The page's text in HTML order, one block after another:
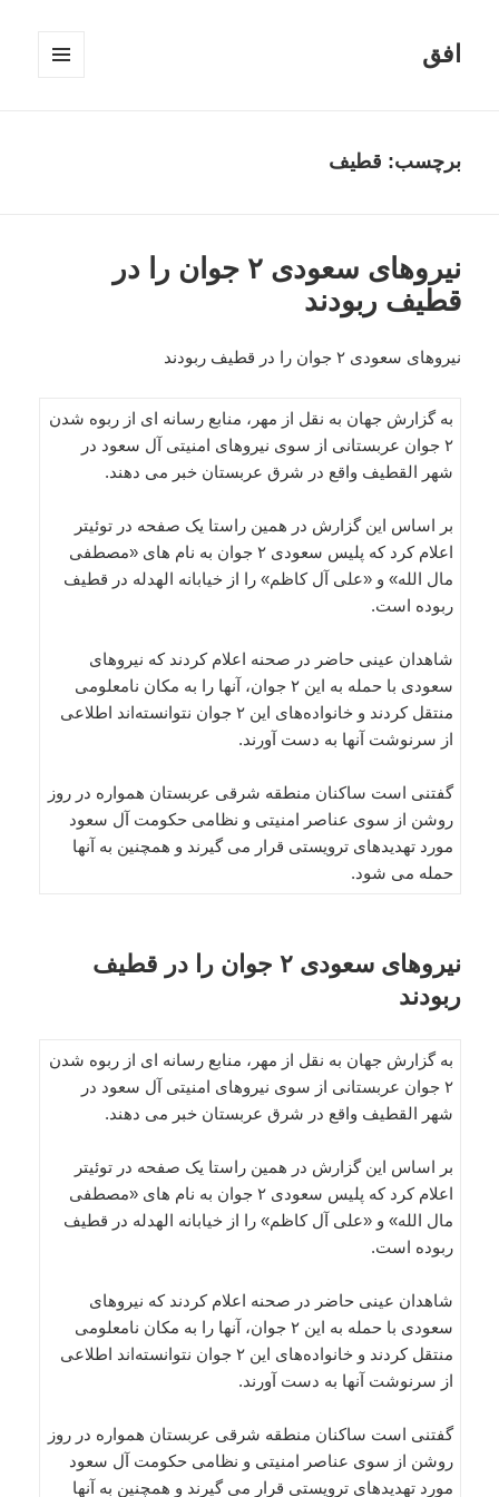
افق
برچسب: قطیف
نیروهای سعودی ۲ جوان را در
قطیف ربودند
نیروهای سعودی ۲ جوان را در قطیف ربودند
به گزارش جهان به نقل از مهر، منابع رسانه ای از ربوه شدن
۲ جوان عربستانی از سوی نیروهای امنیتی آل سعود در
شهر القطیف واقع در شرق عربستان خبر می دهند.
بر اساس این گزارش در همین راستا یک صفحه در توئیتر
اعلام کرد که پلیس سعودی ۲ جوان به نام های «مصطفى
مال الله» و «علی آل كاظم» را از خیابانه الهدله در قطیف
ربوده است.
شاهدان عینی حاضر در صحنه اعلام کردند که نیروهای
سعودی با حمله به این ۲ جوان، آنها را به مکان نامعلومی
منتقل کردند و خانواده‌های این ۲ جوان نتوانسته‌اند اطلاعی
از سرنوشت آنها به دست آورند.
گفتنی است ساکنان منطقه شرقی عربستان همواره در روز
روشن از سوی عناصر امنیتی و نظامی حکومت آل سعود
مورد تهدیدهای ترویستی قرار می گیرند و همچنین به آنها
حمله می شود.
نیروهای سعودی ۲ جوان را در قطیف
ربودند
به گزارش جهان به نقل از مهر، منابع رسانه ای از ربوه شدن
۲ جوان عربستانی از سوی نیروهای امنیتی آل سعود در
شهر القطیف واقع در شرق عربستان خبر می دهند.
بر اساس این گزارش در همین راستا یک صفحه در توئیتر
اعلام کرد که پلیس سعودی ۲ جوان به نام های «مصطفى
مال الله» و «علی آل كاظم» را از خیابانه الهدله در قطیف
ربوده است.
شاهدان عینی حاضر در صحنه اعلام کردند که نیروهای
سعودی با حمله به این ۲ جوان، آنها را به مکان نامعلومی
منتقل کردند و خانواده‌های این ۲ جوان نتوانسته‌اند اطلاعی
از سرنوشت آنها به دست آورند.
گفتنی است ساکنان منطقه شرقی عربستان همواره در روز
روشن از سوی عناصر امنیتی و نظامی حکومت آل سعود
مورد تهدیدهای ترویستی قرار می گیرند و همچنین به آنها